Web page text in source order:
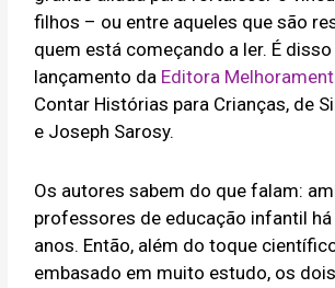
filhos – ou entre aqueles que são
quem está começando a ler. É
lançamento da Editora
Contar Histórias para Crianças, de
e Joseph Sarosy.
Os autores sabem do que falam:
professores de educação infantil
anos. Então, além do toque
embasado em muito estudo, os